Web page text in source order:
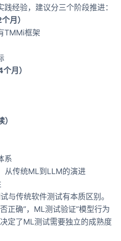
经验，建议分三个阶段推进：
月）
TMMi框架
月）
系
从传统ML到LLM的演进
与传统软件测试有本质区别。
正确”，ML测试验证”模型行为
定了ML测试需要独立的成熟度